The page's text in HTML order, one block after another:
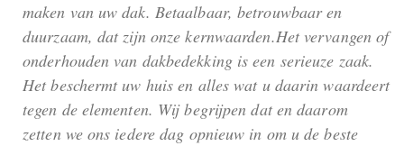
maken van uw dak. Betaalbaar, betrouwbaar en
duurzaam, dat zijn onze kernwaarden.Het vervangen of
onderhouden van dakbedekking is een serieuze zaak.
Het beschermt uw huis en alles wat u daarin waardeert
tegen de elementen. Wij begrijpen dat en daarom
zetten we ons iedere dag opnieuw in om u de beste